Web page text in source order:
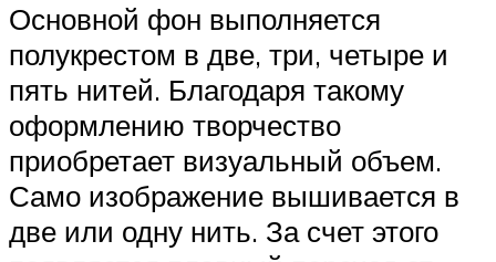
Основной фон выполняется
полукрестом в две, три, четыре и
пять нитей. Благодаря такому
оформлению творчество
приобретает визуальный объем.
Само изображение вышивается в
две или одну нить. За счет этого